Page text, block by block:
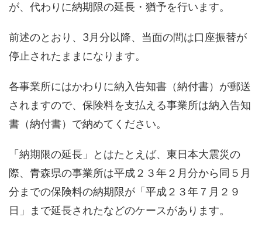
が、代わりに納期限の延長・猶予を行います。
前述のとおり、3月分以降、当面の間は口座振替が
停止されたままになります。
各事業所にはかわりに納入告知書（納付書）が郵送
されますので、保険料を支払える事業所は納入告知
書（納付書）で納めてください。
「納期限の延長」とはたとえば、東日本大震災の
際、青森県の事業所は平成２３年２月分から同５月
分までの保険料の納期限が「平成２３年７月２９
日」まで延長されたなどのケースがあります。